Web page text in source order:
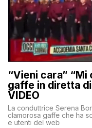
“Vieni cara” “Mi
gaffe in diretta di
VIDEO
La conduttrice Serena
clamorosa gaffe che ha
e utenti del web